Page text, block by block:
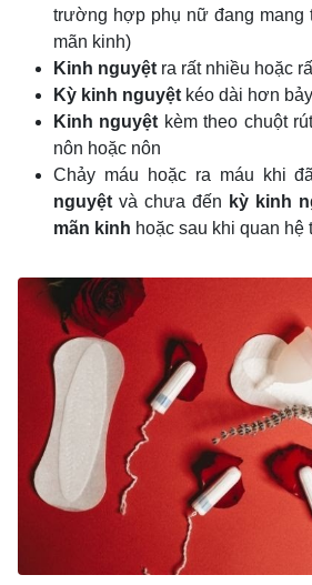
trường hợp phụ nữ đang mang
mãn kinh)
Kinh nguyệt ra rất nhiều hoặc
Kỳ kinh nguyệt kéo dài hơn
Kinh nguyệt kèm theo chuột
nôn hoặc nôn
Chảy máu hoặc ra máu khi
nguyệt và chưa đến kỳ kinh
mãn kinh hoặc sau khi quan hệ